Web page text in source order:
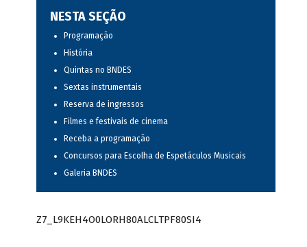
NESTA SEÇÃO
Programação
História
Quintas no BNDES
Sextas instrumentais
Reserva de ingressos
Filmes e festivais de cinema
Receba a programação
Concursos para Escolha de Espetáculos Musicais
Galeria BNDES
Z7_L9KEH4O0LORH80ALCLTPF80SI4